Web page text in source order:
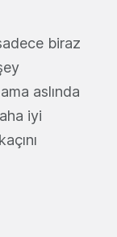
biraz
aslında
iyi